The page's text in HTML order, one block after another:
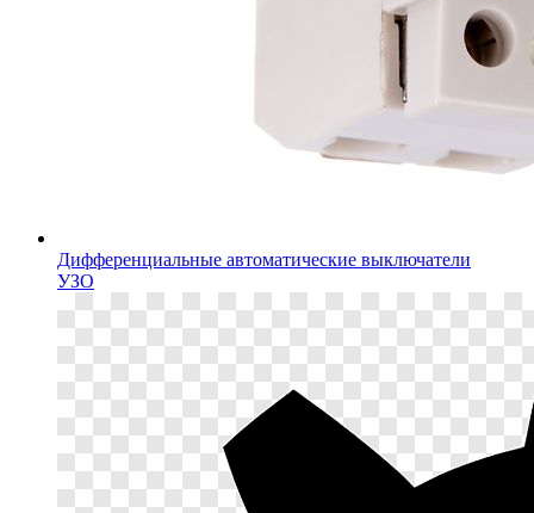
Дифференциальные автоматические выключатели
УЗО